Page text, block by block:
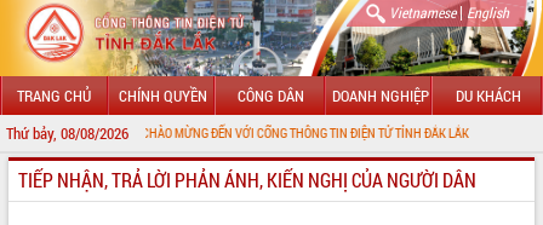
Vietnamese| English
TRANG CHỦ CHÍNH QUYỀN CÔNG DÂN DOANH NGHIỆP DU KHÁCH
Thứ bảy, 08/08/2026CHÀO MỪNG ĐẾN VỚI CỔNG THÔNG TIN ĐIỆN TỬ TỈNH ĐẮK LẮK
GIỚI THIỆU
TIẾP NHẬN, TRẢ LỜI PHẢN ÁNH, KIẾN NGHỊ CỦA NGƯỜI DÂN